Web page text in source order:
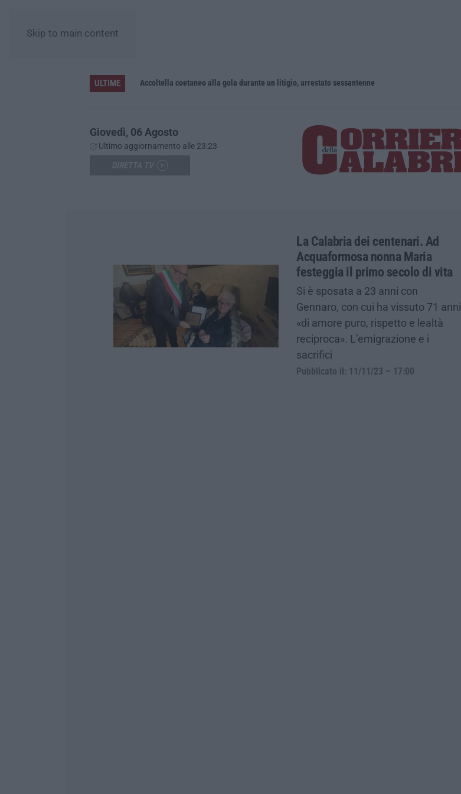
Skip to main content
ULTIME Accoltella coetaneo alla gola durante un litigio, arrestato sessantenne
Giovedì, 06 Agosto
Ultimo aggiornamento alle 23:23
La Calabria dei centenari. Ad
Acquaformosa nonna Maria
festeggia il primo secolo di vita
Si è sposata a 23 anni con
Gennaro, con cui ha vissuto 71 anni
«di amore puro, rispetto e lealtà
reciproca». L’emigrazione e i
sacrifici
Pubblicato il: 11/11/23 – 17:00